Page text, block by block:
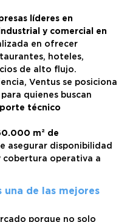
líderes en
y comercial en
en ofrecer
hoteles,
de alto flujo.
Ventus se posiciona
quienes buscan
técnico
m² de
asegurar disponibilidad
cobertura operativa a
una de las mejores
porque no solo